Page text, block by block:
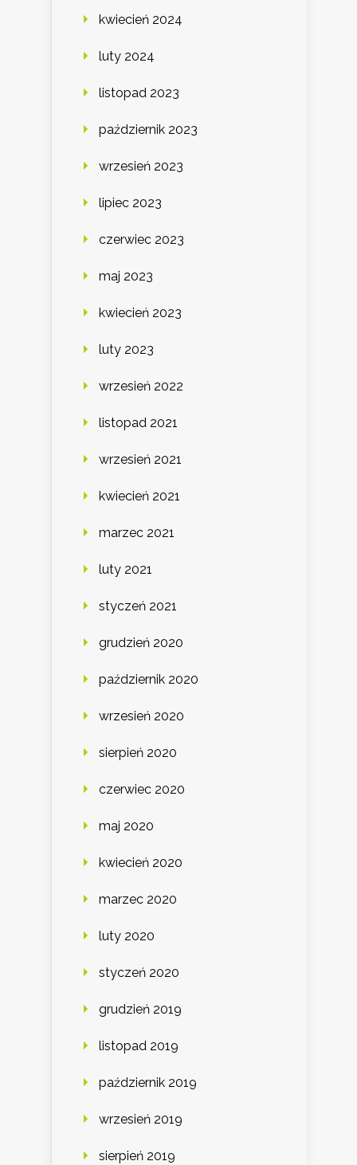
kwiecień 2024
luty 2024
listopad 2023
październik 2023
wrzesień 2023
lipiec 2023
czerwiec 2023
maj 2023
kwiecień 2023
luty 2023
wrzesień 2022
listopad 2021
wrzesień 2021
kwiecień 2021
marzec 2021
luty 2021
styczeń 2021
grudzień 2020
październik 2020
wrzesień 2020
sierpień 2020
czerwiec 2020
maj 2020
kwiecień 2020
marzec 2020
luty 2020
styczeń 2020
grudzień 2019
listopad 2019
październik 2019
wrzesień 2019
sierpień 2019